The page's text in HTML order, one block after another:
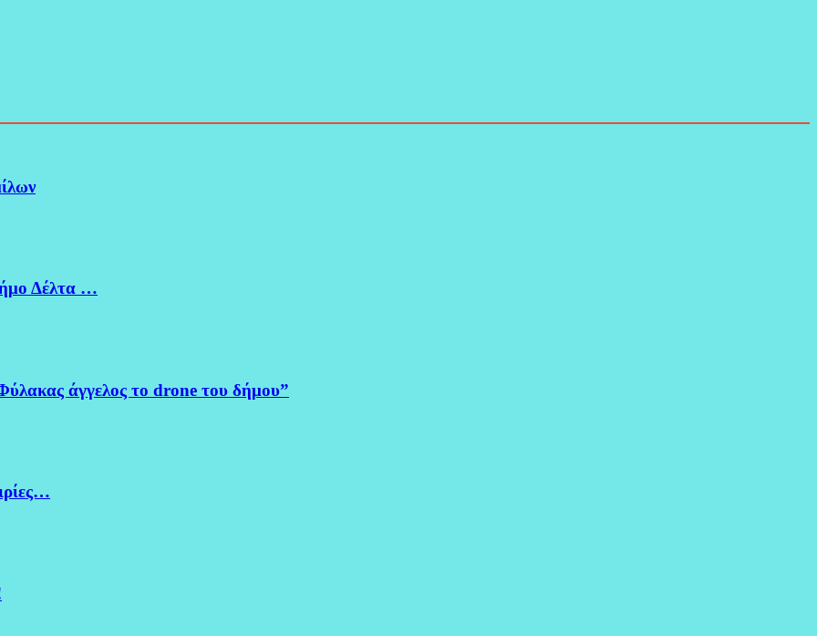
Δέλτα …
άγγελος το drone του δήμου”